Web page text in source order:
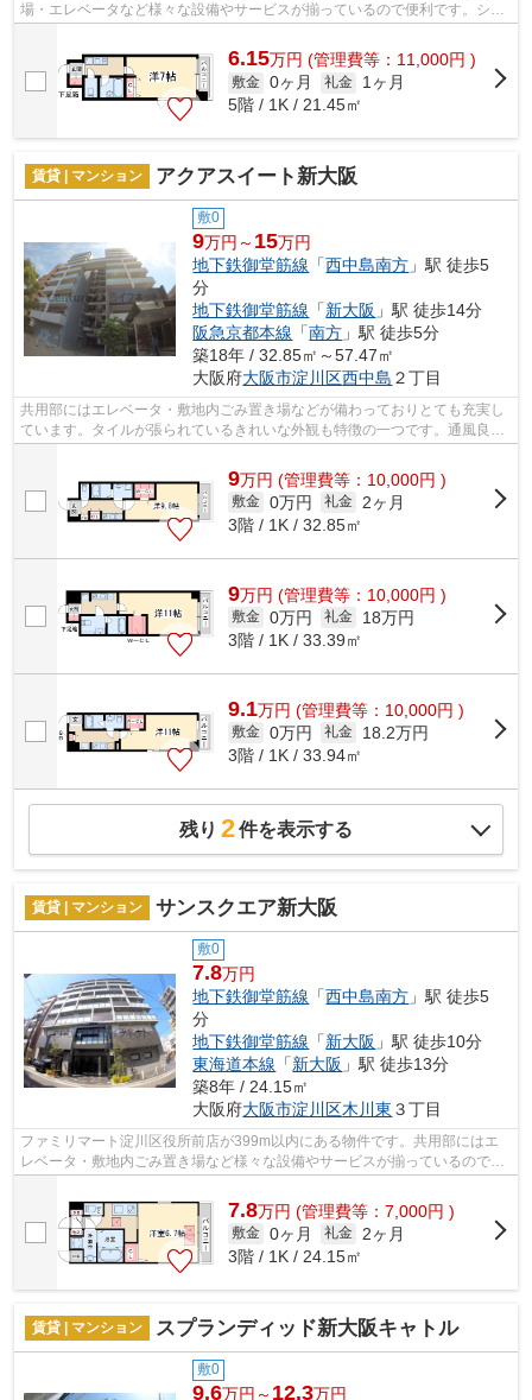
場・エレベータなど様々な設備やサービスが揃っているので便利です。シン
6.15万円 (管理費等：11,000円 )
敷金 0ヶ月 礼金
1ヶ月
5階 / 1K / 21.45㎡
賃貸 | マンション アクアスイート新大阪
敷0
9万円～ 15万円
地下鉄御堂筋線 「西中島南方 」駅 徒歩5
分
地下鉄御堂筋線 「新大阪 」駅 徒歩14分
阪急京都本線 「南方 」駅 徒歩5分
築18年 / 32.85㎡～57.47㎡
大阪府大阪市淀川区西中島 ２丁目
共用部にはエレベータ・敷地内ごみ置き場などが備わっておりとても充実し
ています。タイルが張られているきれいな外観も特徴の一つです。通風良好
9万円 (管理費等：10,000円 )
敷金 0万円 礼金
2ヶ月
3階 / 1K / 32.85㎡
9万円 (管理費等：10,000円 )
敷金 0万円 礼金
18万円
3階 / 1K / 33.39㎡
9.1万円 (管理費等：10,000円 )
敷金 0万円 礼金
18.2万円
3階 / 1K / 33.94㎡
残り 2件を表示する
賃貸 | マンション サンスクエア新大阪
敷0
7.8万円
地下鉄御堂筋線 「西中島南方 」駅 徒歩5
分
地下鉄御堂筋線 「新大阪 」駅 徒歩10分
東海道本線 「新大阪 」駅 徒歩13分
築8年 / 24.15㎡
大阪府大阪市淀川区木川東 ３丁目
ファミリマート淀川区役所前店が399m以内にある物件です。共用部にはエ
レベータ・敷地内ごみ置き場など様々な設備やサービスが揃っているので便
7.8万円 (管理費等：7,000円 )
敷金 0ヶ月 礼金
2ヶ月
3階 / 1K / 24.15㎡
賃貸 | マンション スプランディッド新大阪キャトル
敷0
9.6万円～ 12.3万円